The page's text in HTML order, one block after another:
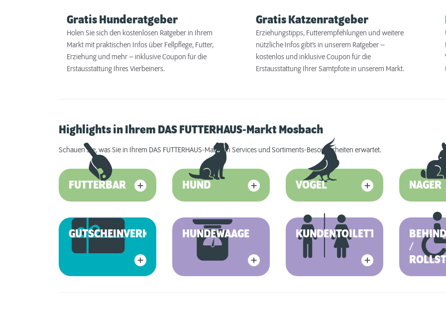
Gratis Hunderatgeber
Holen Sie sich den kostenlosen Ratgeber in Ihrem
Markt mit praktischen Infos über Fellpflege, Futter,
Erziehung und mehr – inklusive Coupon für die
Erstausstattung Ihres Vierbeiners.
Gratis Katzenratgeber
Erziehungstipps, Futterempfehlungen und weitere
nützliche Infos gibt’s in unserem Ratgeber –
kostenlos und inklusive Coupon für die
Erstausstattung Ihrer Samtpfote in unserem Markt.
Highlights in Ihrem DAS FUTTERHAUS-Markt Mosbach
Schauen Sie, was Sie in Ihrem DAS FUTTERHAUS-Markt an Services und Sortiments-Besonderheiten erwartet.
FUTTERBAR HUND VOGEL NAGER
GUTSCHEINVERKAUF HUNDEWAAGE KUNDENTOILETTE
/